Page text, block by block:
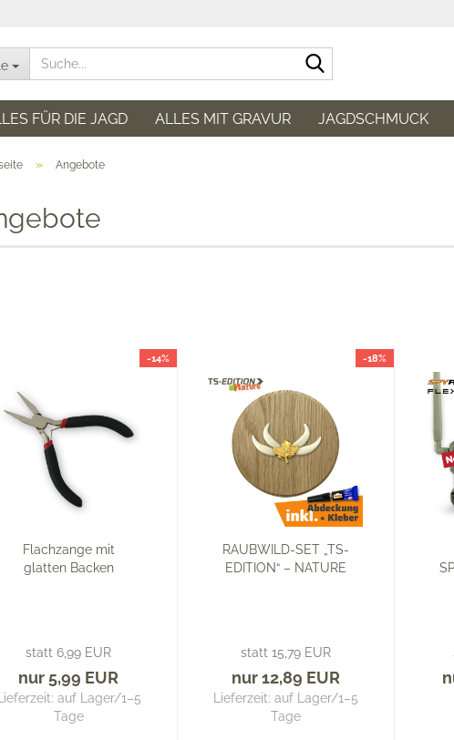
FÜR DIE JAGD ALLES MIT GRAVUR JAGDSCHMUCK
» Angebote
-14%
Flachzange mit
glatten Backen
statt 6,99 EUR
nur 5,99 EUR
Lieferzeit: auf Lager/1–5
Tage
-18%
RAUBWILD-SET „TS-
EDITION“ – NATURE
statt 15,79 EUR
nur 12,89 EUR
Lieferzeit: auf Lager/1–5
Tage